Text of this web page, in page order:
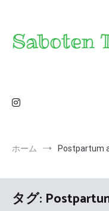
ホーム Postpartum
タグ: